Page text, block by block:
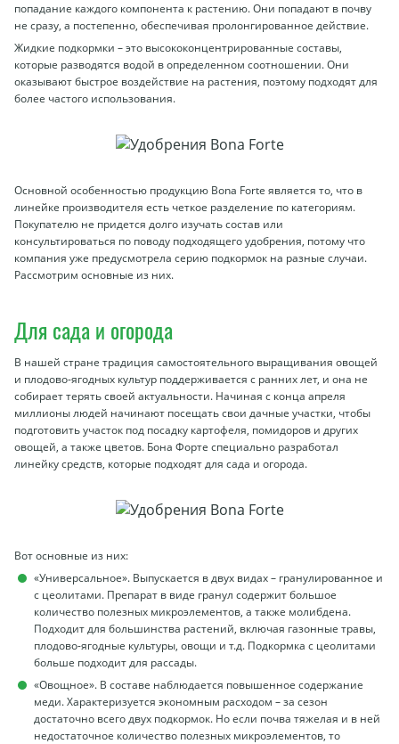
попадание каждого компонента к растению. Они попадают в почву
не сразу, а постепенно, обеспечивая пролонгированное действие.
Жидкие подкормки – это высококонцентрированные составы,
которые разводятся водой в определенном соотношении. Они
оказывают быстрое воздействие на растения, поэтому подходят для
более частого использования.
Основной особенностью продукцию Bona Forte является то, что в
линейке производителя есть четкое разделение по категориям.
Покупателю не придется долго изучать состав или
консультироваться по поводу подходящего удобрения, потому что
компания уже предусмотрела серию подкормок на разные случаи.
Рассмотрим основные из них.
Для сада и огорода
В нашей стране традиция самостоятельного выращивания овощей
и плодово-ягодных культур поддерживается с ранних лет, и она не
собирает терять своей актуальности. Начиная с конца апреля
миллионы людей начинают посещать свои дачные участки, чтобы
подготовить участок под посадку картофеля, помидоров и других
овощей, а также цветов. Бона Форте специально разработал
линейку средств, которые подходят для сада и огорода.
Вот основные из них:
«Универсальное». Выпускается в двух видах – гранулированное и
с цеолитами. Препарат в виде гранул содержит большое
количество полезных микроэлементов, а также молибдена.
Подходит для большинства растений, включая газонные травы,
плодово-ягодные культуры, овощи и т.д. Подкормка с цеолитами
больше подходит для рассады.
«Овощное». В составе наблюдается повышенное содержание
меди. Характеризуется экономным расходом – за сезон
достаточно всего двух подкормок. Но если почва тяжелая и в ней
недостаточное количество полезных микроэлементов, то